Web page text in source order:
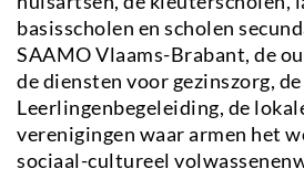
basisscholen en scholen
SAAMO Vlaams-Brabant, de
de diensten voor gezinszorg,
Leerlingenbegeleiding, de
verenigingen waar armen het
sociaal-cultureel